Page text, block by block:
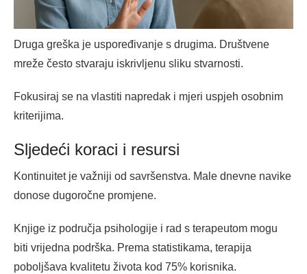
Druga greška je uspoređivanje s drugima. Društvene
mreže često stvaraju iskrivljenu sliku stvarnosti.
Fokusiraj se na vlastiti napredak i mjeri uspjeh osobnim
kriterijima.
Sljedeći koraci i resursi
Kontinuitet je važniji od savršenstva. Male dnevne navike
donose dugoročne promjene.
Knjige iz područja psihologije i rad s terapeutom mogu
biti vrijedna podrška. Prema statistikama, terapija
poboljšava kvalitetu života kod 75% korisnika.